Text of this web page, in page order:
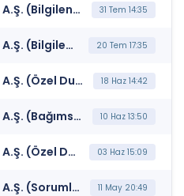
***ATEKS*** AKIN TEKSTİL A.Ş. (Bilgilendirme Politikası) 31 Tem 14:35
***ATEKS*** AKIN TEKSTİL A.Ş. (Bilgilendirme Politikası) 20 Tem 17:35
***ATEKS*** AKIN TEKSTİL A.Ş. (Özel Durum Açıklaması (Genel)) 18 Haz 14:42
***ATEKS*** AKIN TEKSTİL A.Ş. (Bağımsız Denetim Kuruluşunun Belirlenmesi) 10 Haz 13:50
***ATEKS*** AKIN TEKSTİL A.Ş. (Özel Durum Açıklaması (Genel)) 03 Haz 15:09
***ATEKS*** AKIN TEKSTİL A.Ş. (Sorumluluk Beyanı (Konsolide)) 11 May 20:49